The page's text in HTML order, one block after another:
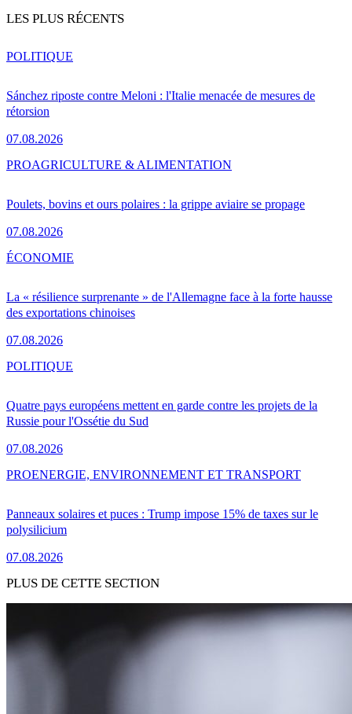
LES PLUS RÉCENTS
Sánchez riposte contre Meloni : l'Italie menacée de mesures de
rétorsion
07.08.2026
POLITIQUE
Poulets, bovins et ours polaires : la grippe aviaire se propage
07.08.2026
PROAGRICULTURE & ALIMENTATION
La « résilience surprenante » de l'Allemagne face à la forte hausse
des exportations chinoises
07.08.2026
ÉCONOMIE
Quatre pays européens mettent en garde contre les projets de la
Russie pour l'Ossétie du Sud
07.08.2026
POLITIQUE
Panneaux solaires et puces : Trump impose 15% de taxes sur le
polysilicium
07.08.2026
PROENERGIE, ENVIRONNEMENT ET TRANSPORT
PLUS DE CETTE SECTION